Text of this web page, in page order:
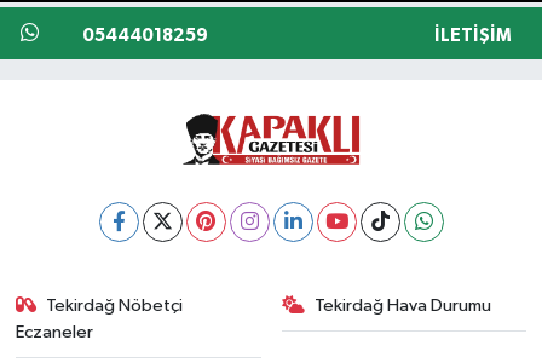
05444018259 İLETIŞIM
Tekirdağ Nöbetçi
Eczaneler
Tekirdağ Hava Durumu